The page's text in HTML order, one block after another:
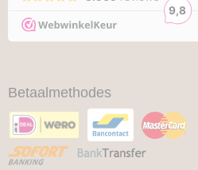
Betaalmethodes